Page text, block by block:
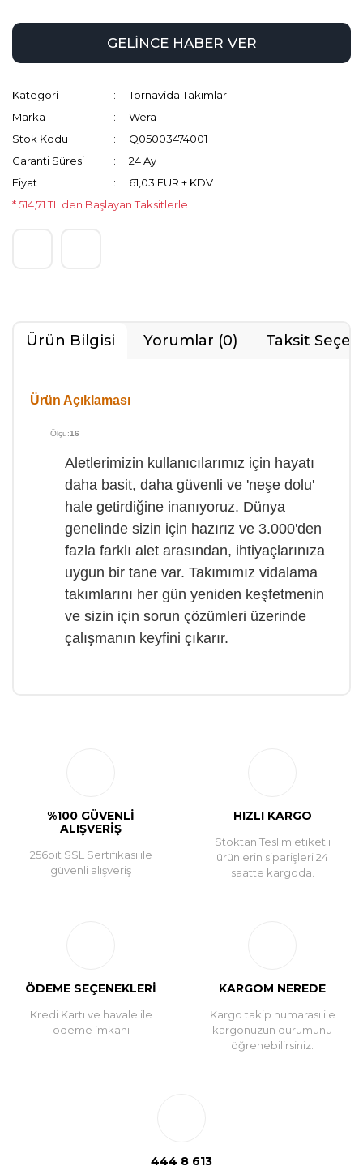
GELİNCE HABER VER
Kategori
Tornavida Takımları
Marka
Wera
Stok Kodu
Q05003474001
Garanti Süresi
24 Ay
Fiyat
61,03 EUR + KDV
* 514,71 TL den Başlayan Taksitlerle
Ürün Bilgisi Yorumlar (0) Taksit
Ürün Açıklaması
Ölçü:16
Aletlerimizin kullanıcılarımız için hayatı
daha basit, daha güvenli ve 'neşe dolu'
hale getirdiğine inanıyoruz. Dünya
genelinde sizin için hazırız ve 3.000'den
fazla farklı alet arasından, ihtiyaçlarınıza
uygun bir tane var. Takımımız vidalama
takımlarını her gün yeniden keşfetmenin
ve sizin için sorun çözümleri üzerinde
çalışmanın keyfini çıkarır.
%100 GÜVENLİ
ALIŞVERİŞ
256bit SSL Sertifikası ile
güvenli alışveriş
HIZLI KARGO
Stoktan Teslim etiketli
ürünlerin siparişleri 24
saatte kargoda.
ÖDEME SEÇENEKLERİ
Kredi Kartı ve havale ile
ödeme imkanı
KARGOM NEREDE
Kargo takip numarası ile
kargonuzun durumunu
öğrenebilirsiniz.
444 8 613